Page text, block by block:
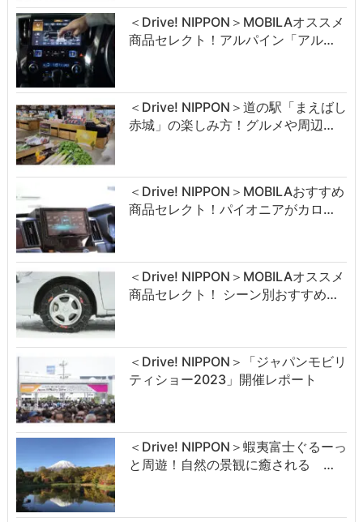
＜Drive! NIPPON＞MOBILAオススメ
商品セレクト！アルパイン「アル…
＜Drive! NIPPON＞道の駅「まえばし
赤城」の楽しみ方！グルメや周辺…
＜Drive! NIPPON＞MOBILAおすすめ
商品セレクト！パイオニアがカロ…
＜Drive! NIPPON＞MOBILAオススメ
商品セレクト！ シーン別おすすめ…
＜Drive! NIPPON＞「ジャパンモビリ
ティショー2023」開催レポート
＜Drive! NIPPON＞蝦夷富士ぐるーっ
と周遊！自然の景観に癒される …